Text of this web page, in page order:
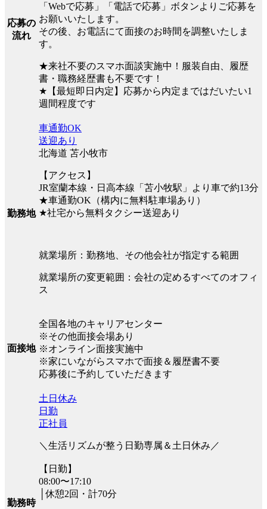
応募の
流れ
「Webで応募」「電話で応募」ボタンよりご応募を
お願いいたします。
その後、お電話にて面接のお時間を調整いたしま
す。
★来社不要のスマホ面談実施中！服装自由、履歴
書・職務経歴書も不要です！
★【最短即日内定】応募から内定まではだいたい1
週間程度です
勤務地
車通勤OK
送迎あり
北海道 苫小牧市
【アクセス】
JR室蘭本線・日高本線「苫小牧駅」より車で約13分
★車通勤OK（構内に無料駐車場あり）
★社宅から無料タクシー送迎あり
就業場所：勤務地、その他会社が指定する範囲
就業場所の変更範囲：会社の定めるすべてのオフィ
ス
面接地
全国各地のキャリアセンター
※その他面接会場あり
※オンライン面接実施中
※家にいながらスマホで面接＆履歴書不要
応募後に予約していただきます
勤務時
土日休み
日勤
正社員
＼生活リズムが整う日勤専属＆土日休み／
【日勤】
08:00〜17:10
│休憩2回・計70分